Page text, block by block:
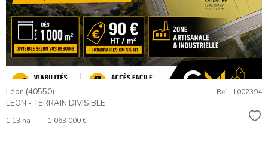
Léon (40550)
LEON - TERRAIN DIVISIBLE
Réf : 1002394
1,13 ha - 1 063 000 €